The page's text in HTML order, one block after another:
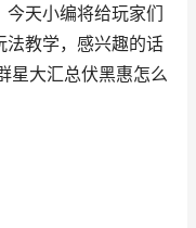
天小编将给玩家们
法教学，感兴趣的话
星大汇总伏黑惠怎么